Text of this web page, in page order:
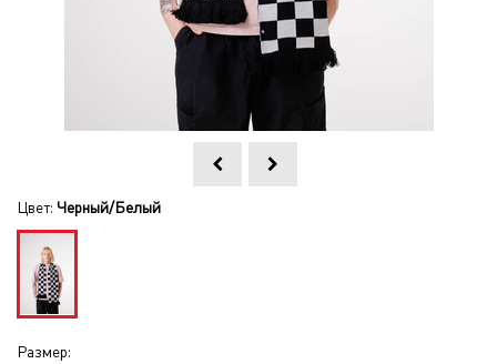
Цвет: Черный/Белый
Размер: